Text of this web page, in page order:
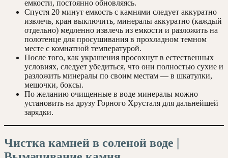
емкости, постоянно обновляясь.
Спустя 20 минут емкость с камнями следует аккуратно
извлечь, кран выключить, минералы аккуратно (каждый
отдельно) медленно извлечь из емкости и разложить на
полотенце для просушивания в прохладном темном
месте с комнатной температурой.
После того, как украшения просохнут в естественных
условиях, следует убедиться, что они полностью сухие и
разложить минералы по своим местам — в шкатулки,
мешочки, боксы.
По желанию очищенные в воде минералы можно
установить на друзу Горного Хрусталя для дальнейшей
зарядки.
Чистка камней в соленой воде |